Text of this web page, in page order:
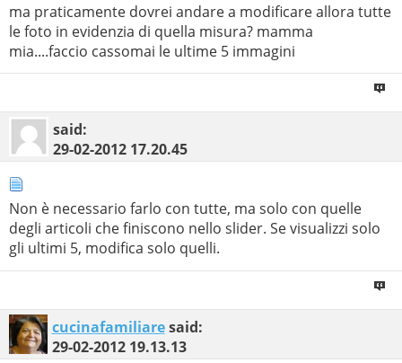
ma praticamente dovrei andare a modificare allora tutte
le foto in evidenzia di quella misura? mamma
mia....faccio cassomai le ultime 5 immagini
said:
29-02-2012 17.20.45
Non è necessario farlo con tutte, ma solo con quelle
degli articoli che finiscono nello slider. Se visualizzi solo
gli ultimi 5, modifica solo quelli.
cucinafamiliaresaid:
29-02-2012 19.13.13